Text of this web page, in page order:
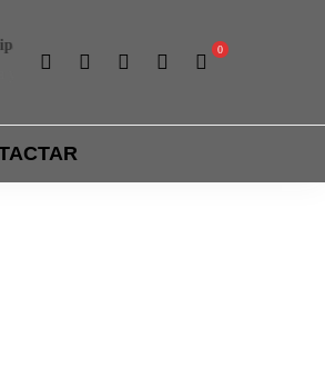
Importantes premios